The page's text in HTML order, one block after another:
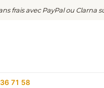
frais avec PayPal ou Clarna
71 58